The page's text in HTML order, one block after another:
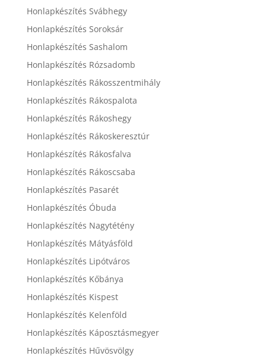
Honlapkészítés Svábhegy
Honlapkészítés Soroksár
Honlapkészítés Sashalom
Honlapkészítés Rózsadomb
Honlapkészítés Rákosszentmihály
Honlapkészítés Rákospalota
Honlapkészítés Rákoshegy
Honlapkészítés Rákoskeresztúr
Honlapkészítés Rákosfalva
Honlapkészítés Rákoscsaba
Honlapkészítés Pasarét
Honlapkészítés Óbuda
Honlapkészítés Nagytétény
Honlapkészítés Mátyásföld
Honlapkészítés Lipótváros
Honlapkészítés Kőbánya
Honlapkészítés Kispest
Honlapkészítés Kelenföld
Honlapkészítés Káposztásmegyer
Honlapkészítés Hűvösvölgy